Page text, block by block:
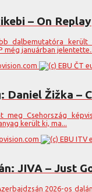
– On Replay
dalbemutatóra került
még januárban
Daniel Žižka –
meg Csehország
került ki, ma...
JIVA – Just
2026-os